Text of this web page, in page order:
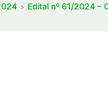
Edital nº 61/2024 –